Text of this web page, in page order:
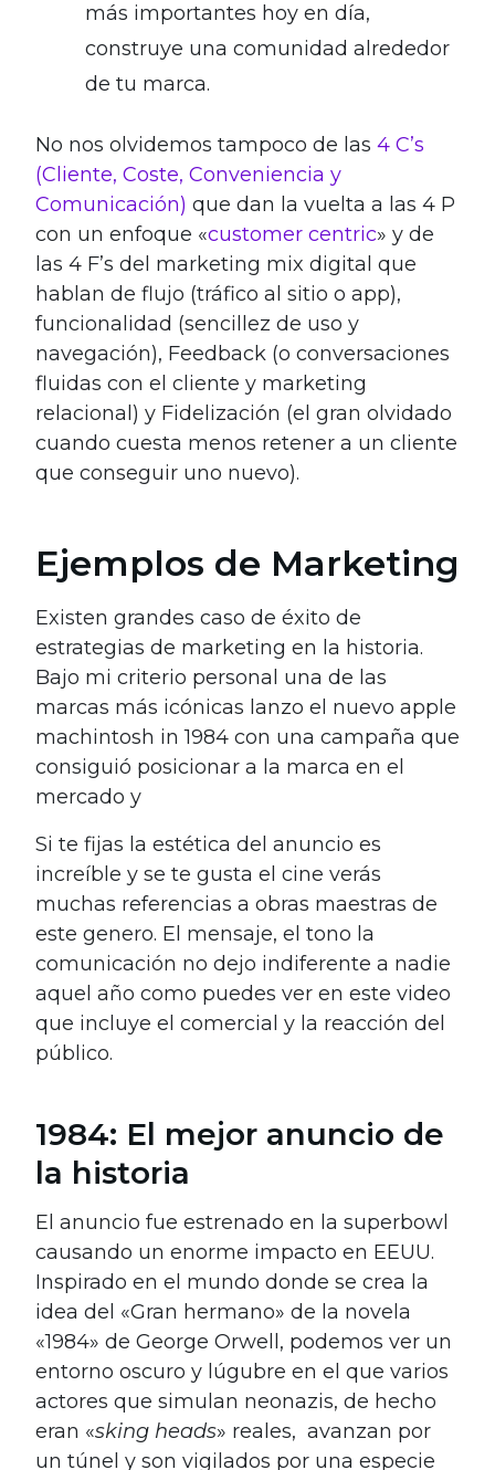
más importantes hoy en día,
construye una comunidad alrededor
de tu marca.
No nos olvidemos tampoco de las 4 C’s
(Cliente, Coste, Conveniencia y
Comunicación) que dan la vuelta a las 4 P
con un enfoque «customer centric» y de
las 4 F’s del marketing mix digital que
hablan de flujo (tráfico al sitio o app),
funcionalidad (sencillez de uso y
navegación), Feedback (o conversaciones
fluidas con el cliente y marketing
relacional) y Fidelización (el gran olvidado
cuando cuesta menos retener a un cliente
que conseguir uno nuevo).
Ejemplos de Marketing
Existen grandes caso de éxito de
estrategias de marketing en la historia.
Bajo mi criterio personal una de las
marcas más icónicas lanzo el nuevo apple
machintosh in 1984 con una campaña que
consiguió posicionar a la marca en el
mercado y
Si te fijas la estética del anuncio es
increíble y se te gusta el cine verás
muchas referencias a obras maestras de
este genero. El mensaje, el tono la
comunicación no dejo indiferente a nadie
aquel año como puedes ver en este video
que incluye el comercial y la reacción del
público.
1984: El mejor anuncio de
la historia
El anuncio fue estrenado en la superbowl
causando un enorme impacto en EEUU.
Inspirado en el mundo donde se crea la
idea del «Gran hermano» de la novela
«1984» de George Orwell, podemos ver un
entorno oscuro y lúgubre en el que varios
actores que simulan neonazis, de hecho
eran «sking heads» reales, avanzan por
un túnel y son vigilados por una especie